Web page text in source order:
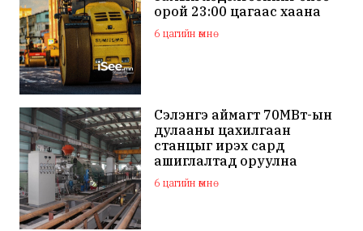
орой 23:00 цагаас хаана
6 цагийн өмнө
Сэлэнгэ аймагт 70МВт-ын
дулааны цахилгаан
станцыг ирэх сард
ашиглалтад оруулна
6 цагийн өмнө